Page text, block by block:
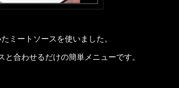
ミートソースを使いました。
と合わせるだけの簡単メニューです。